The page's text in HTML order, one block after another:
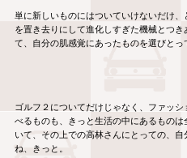
単に新しいものにはついていけないだけ
を置き去りにして進化しすぎた機械とつ
て、自分の肌感覚にあったものを選びとっ
ゴルフ２についてだけじゃなく、ファッ
べるものも、きっと生活の中にあるもの
いて、その上での高林さんにとっての、
ね、きっと。